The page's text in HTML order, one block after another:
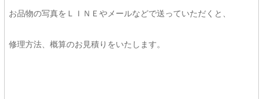
お品物の写真をＬＩＮＥやメールなどで送っていただくと、
修理方法、概算のお見積りをいたします。